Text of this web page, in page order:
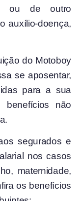
ou de outro
auxílio-doença,
do Motoboy
se aposentar,
para a sua
não
segurados e
nos casos
maternidade,
os benefícios